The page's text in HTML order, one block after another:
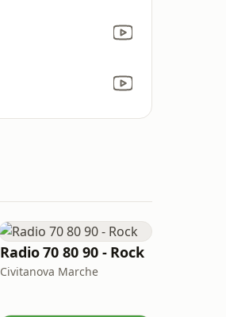
Radio 70 80 90 - Rock
Civitanova Marche